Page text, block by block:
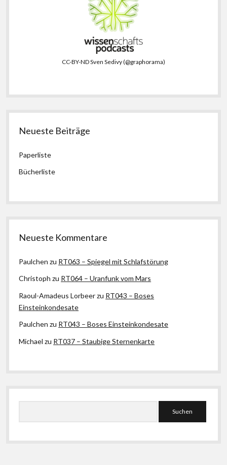
CC-BY-ND Sven Sedivy (@graphorama)
Neueste Beiträge
Paperliste
Bücherliste
Neueste Kommentare
Paulchen zu RT063 – Spiegel mit Schlafstörung
Christoph zu RT064 – Uranfunk vom Mars
Raoul-Amadeus Lorbeerzu RT043 – Boses
Einsteinkondesate
Paulchen zu RT043 – Boses Einsteinkondesate
Michael zu RT037 – Staubige Sternenkarte